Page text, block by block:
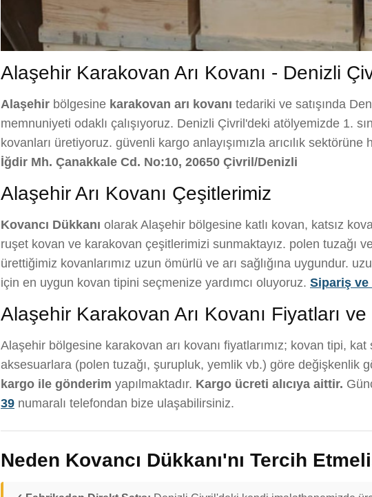
Alaşehir Karakovan Arı Kovanı - Denizli
Alaşehir bölgesine karakovan arı kovanı tedariki ve satışında
memnuniyeti odaklı çalışıyoruz. Denizli Çivril'deki atölyemizde 1.
kovanları üretiyoruz. güvenli kargo anlayışımızla arıcılık
İğdir Mh. Çanakkale Cd. No:10, 20650 Çivril/Denizli
Alaşehir Arı Kovanı Çeşitlerimiz
Kovancı Dükkanı olarak Alaşehir bölgesine katlı kovan, katsız
ruşet kovan ve karakovan çeşitlerimizi sunmaktayız. polen tuzağı
ürettiğimiz kovanlarımız uzun ömürlü ve arı sağlığına uygundur.
için en uygun kovan tipini seçmenize yardımcı oluyoruz. Sipariş ve
Alaşehir Karakovan Arı Kovanı Fiyatları
Alaşehir bölgesine karakovan arı kovanı fiyatlarımız; kovan tipi,
aksesuarlara (polen tuzağı, şurupluk, yemlik vb.) göre değişkenlik
kargo ile gönderim yapılmaktadır. Kargo ücreti alıcıya aittir.
39 numaralı telefondan bize ulaşabilirsiniz.
Neden Kovancı Dükkanı'nı Tercih